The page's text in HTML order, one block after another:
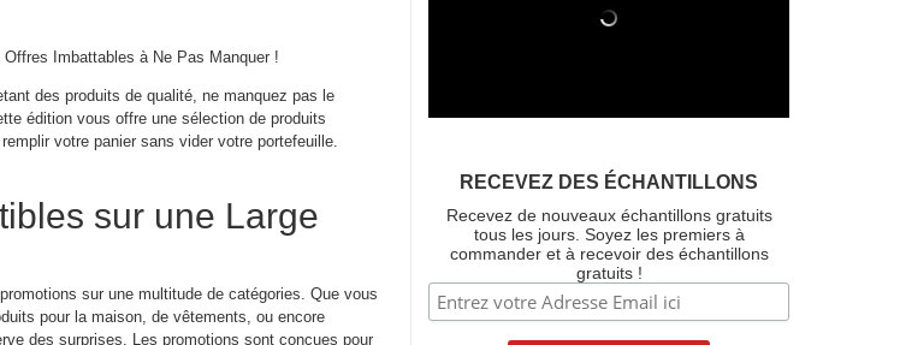
Imbattables à Ne Pas Manquer !
des produits de qualité, ne manquez pas le
édition vous offre une sélection de produits
votre panier sans vider votre portefeuille.
sur une Large
sur une multitude de catégories. Que vous
pour la maison, de vêtements, ou encore
des surprises. Les promotions sont conçues pour
RECEVEZ DES ÉCHANTILLONS
Recevez de nouveaux échantillons gratuits
tous les jours. Soyez les premiers à
commander et à recevoir des échantillons
gratuits !